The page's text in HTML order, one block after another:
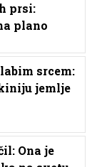
prsi:
plano
srcem:
jemlje
Ona je